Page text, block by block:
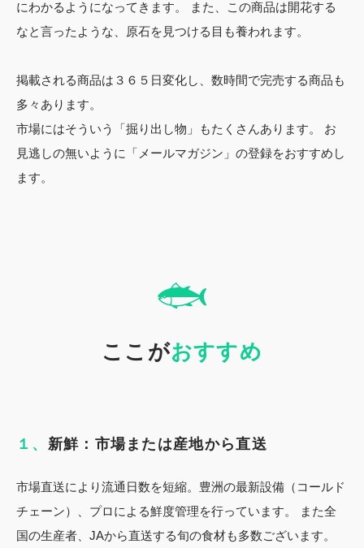
にわかるようになってきます。 また、この商品は開花する
なと言ったような、原石を見つける目も養われます。
掲載される商品は３６５日変化し、数時間で完売する商品も
多々あります。
市場にはそういう「掘り出し物」もたくさんあります。 お
見逃しの無いように「メールマガジン」の登録をおすすめし
ます。
ここがおすすめ
１、 新鮮：市場または産地から直送
市場直送により流通日数を短縮。豊洲の最新設備（コールド
チェーン）、プロによる鮮度管理を行っています。 また全
国の生産者、JAから直送する旬の食材も多数ございます。